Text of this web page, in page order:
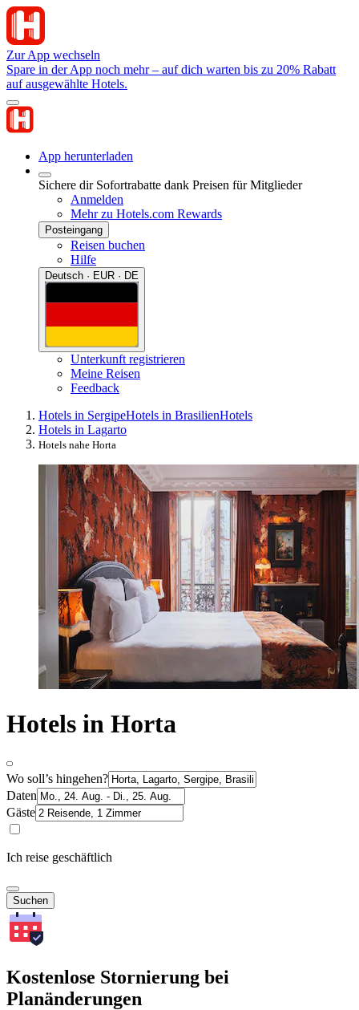
Zur App wechseln
Spare in der App noch mehr – auf dich warten bis zu 20% Rabatt
auf ausgewählte Hotels.
App herunterladen
Sichere dir Sofortrabatte dank Preisen für Mitglieder
Anmelden
Mehr zu Hotels.com Rewards
Posteingang
Reisen buchen
Hilfe
Deutsch · EUR · DE
Unterkunft registrieren
Meine Reisen
Feedback
Hotels in SergipeHotels in BrasilienHotels
Hotels in Lagarto
Hotels nahe Horta
Hotels in Horta
Wo soll’s hingehen?
Daten
Gäste
Ich reise geschäftlich
Suchen
Kostenlose Stornierung bei
Planänderungen